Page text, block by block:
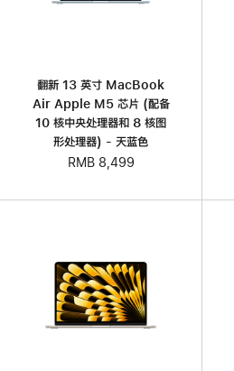
翻新 13 英寸 MacBook
Air Apple M5 芯片 (配备
10 核中央处理器和 8 核图
形处理器) - 天蓝色
RMB 8,499